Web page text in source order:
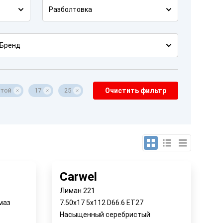
Разболтовка
17 25 Очистить фильтр
Carwel
Лиман 221
7.50x17 5x112 D66.6 ET27
Насыщенный серебристый